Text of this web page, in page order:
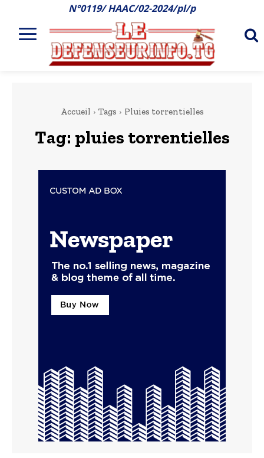
N°0119/ HAAC/02-2024/pl/p
Accueil Tags Pluies torrentielles
Tag: pluies torrentielles